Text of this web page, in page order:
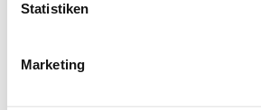
Statistiken
Marketing